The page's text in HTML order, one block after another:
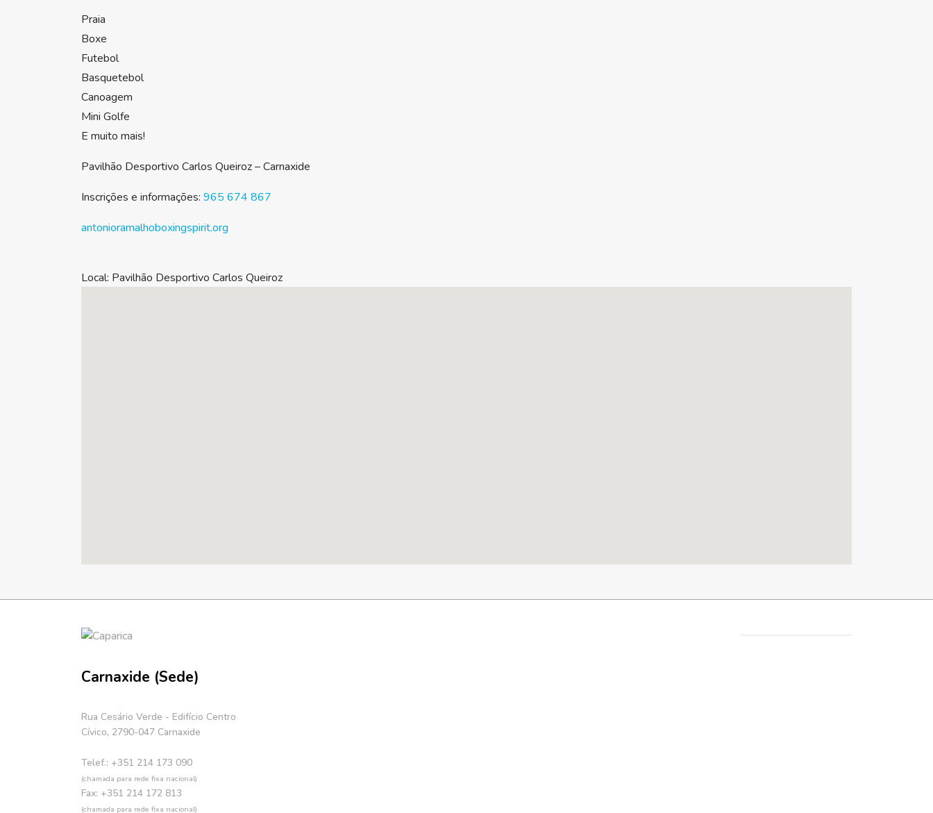
Praia
Boxe
Futebol
Basquetebol
Canoagem
Mini Golfe
E muito mais!
Pavilhão Desportivo Carlos Queiroz – Carnaxide
Inscrições e informações: 965 674 867
antonioramalhoboxingspirit.org
Local: Pavilhão Desportivo Carlos Queiroz
Carnaxide (Sede)
Rua Cesário Verde - Edifício Centro
Cívico, 2790-047 Carnaxide
Telef.: +351 214 173 090
(chamada para rede fixa nacional)
Fax: +351 214 172 813
(chamada para rede fixa nacional)